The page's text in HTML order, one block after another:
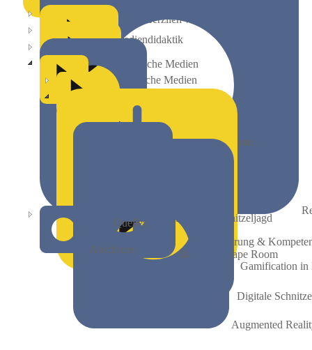
Herzlich willkommen!
Mediendidaktik
Textliche Medien
Bildliche Medien
Zahlen und Diagramme
E-Books
Gamification in
Einführung &
Digitale Schnitzeljagd
Digitale
digitaler Escape Room
Augmented
Quellen
Abschluss